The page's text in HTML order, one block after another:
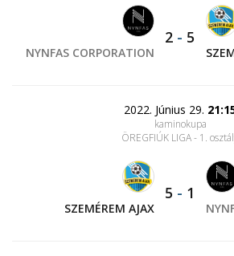
NYNFAS CORPORATION
2 - 5
2022. Június 29.
kaminokupa
ÖREGFIÚK LIGA - 1.
SZEMÉREM AJAX
5 - 1